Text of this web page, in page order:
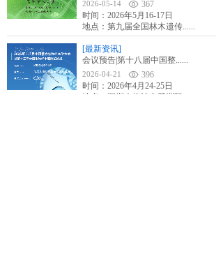
2026-05-14
367
时间：2026年5月16-17日
地点：第九届全国林木遗传......
[最新资讯]
会议预告|第十八届中国整......
2026-04-21
396
时间：2026年4月24-25日
地点：深圳大梅沙京基洲际......